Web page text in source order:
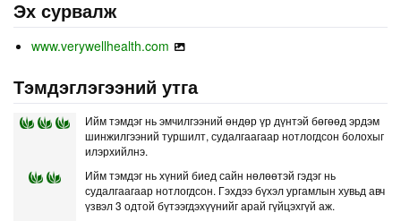
Эх сурвалж
www.verywellhealth.com
Тэмдэглэгээний утга
Ийм тэмдэг нь эмчилгээний өндөр үр дүнтэй бөгөөд эрдэм
шинжилгээний туршилт, судалгаагаар нотлогдсон болохыг
илэрхийлнэ.
Ийм тэмдэг нь хүний биед сайн нөлөөтэй гэдэг нь
судалгаагаар нотлогдсон. Гэхдээ бүхэл ургамлын хувьд авч
үзвэл 3 одтой бүтээгдэхүүнийг арай гүйцэхгүй аж.